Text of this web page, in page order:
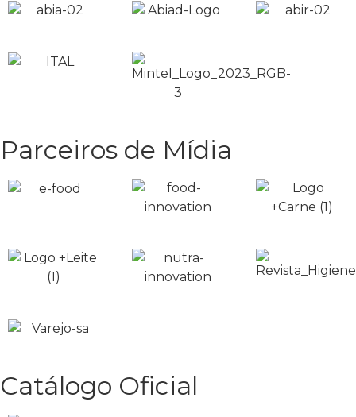
Parceiros de Mídia
Catálogo Oficial